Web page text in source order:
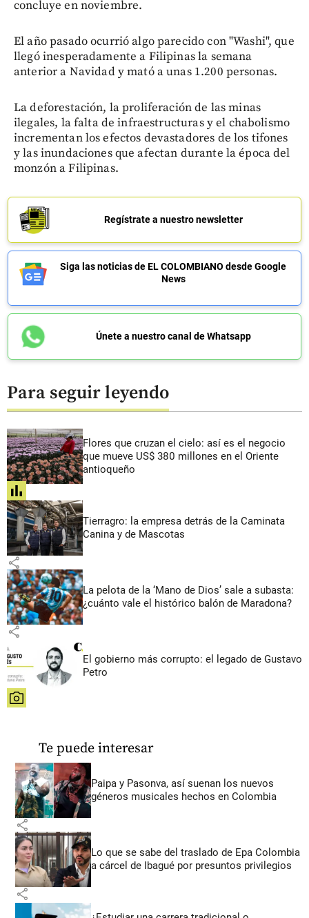
concluye en noviembre.
El año pasado ocurrió algo parecido con "Washi", que
llegó inesperadamente a Filipinas la semana
anterior a Navidad y mató a unas 1.200 personas.
La deforestación, la proliferación de las minas
ilegales, la falta de infraestructuras y el chabolismo
incrementan los efectos devastadores de los tifones
y las inundaciones que afectan durante la época del
monzón a Filipinas.
Regístrate a nuestro newsletter
Siga las noticias de EL COLOMBIANO desde Google
News
Únete a nuestro canal de Whatsapp
Para seguir leyendo
Flores que cruzan el cielo: así es el negocio
que mueve US$ 380 millones en el Oriente
antioqueño
share
Tierragro: la empresa detrás de la Caminata
Canina y de Mascotas
share
La pelota de la ‘Mano de Dios’ sale a subasta:
¿cuánto vale el histórico balón de Maradona?
share
El gobierno más corrupto: el legado de Gustavo
Petro
share
Te puede interesar
Paipa y Pasonva, así suenan los nuevos
géneros musicales hechos en Colombia
share
Lo que se sabe del traslado de Epa Colombia
a cárcel de Ibagué por presuntos privilegios
share